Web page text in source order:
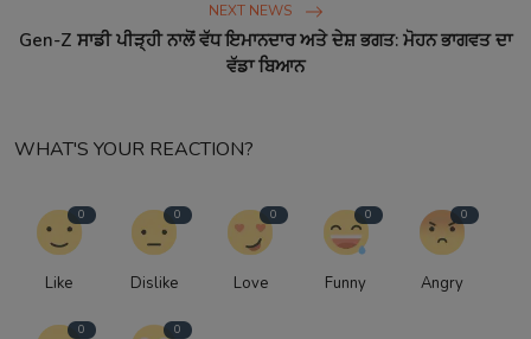
NEXT NEWS
Gen-Z ਸਾਡੀ ਪੀੜ੍ਹੀ ਨਾਲੋਂ ਵੱਧ ਇਮਾਨਦਾਰ ਅਤੇ ਦੇਸ਼ ਭਗਤ: ਮੋਹਨ ਭਾਗਵਤ ਦਾ
ਵੱਡਾ ਬਿਆਨ
WHAT'S YOUR REACTION?
0
Like
0
Dislike
0
Love
0
Funny
0
Angry
0 0